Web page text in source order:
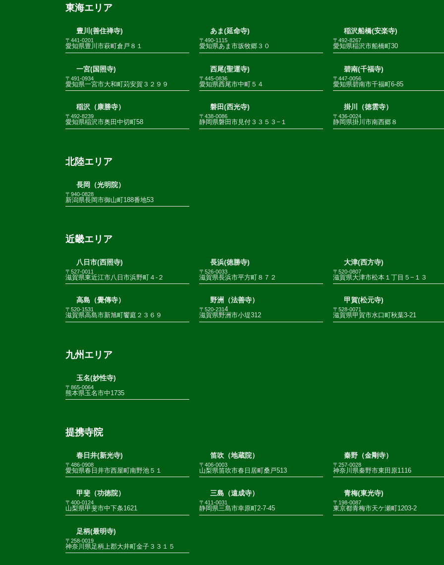
東海エリア
豊川(善住禅寺)
〒441-0201
愛知県豊川市萩町倉戸８１
あま(延命寺)
〒490-1115
愛知県あま市坂牧郷３０
稲沢船橋(安楽寺)
〒492-8267
愛知県稲沢市船橋町30
一宮(国照寺)
〒491-0934
愛知県一宮市大和町苅安賀３２９９
西尾(聖運寺)
〒445-0836
愛知県西尾市中町５４
碧南(千福寺)
〒447-0056
愛知県碧南市千福町6-85
稲沢（康勝寺）
〒492-8239
愛知県稲沢市奥田中切町58
磐田(西光寺)
〒438-0086
静岡県磐田市見付３３５３−１
掛川（徳雲寺）
〒436-0024
静岡県掛川市南西郷８
北陸エリア
長岡（光明院）
〒940-0828
新潟県長岡市御山町188番地53
近畿エリア
八日市(西照寺)
〒527-0011
滋賀県東近江市八日市浜野町４-２
長浜(徳勝寺)
〒526-0033
滋賀県長浜市平方町８７２
大津(西方寺)
〒520-0807
滋賀県大津市松本１丁目５−１３
高島（覺傳寺）
〒520-1531
滋賀県高島市新旭町饗庭２３６９
野洲（法善寺）
〒520-231 4
滋賀県野洲市小堤312
甲賀(松元寺)
〒528-0071
滋賀県甲賀市水口町秋葉3-21
九州エリア
玉名(妙性寺)
〒865-0064
熊本県玉名市中1735
提携寺院
春日井(新光寺)
〒486-0908
愛知県春日井市西屋町南野池５１
笛吹（地蔵院）
〒406-0003
山梨県笛吹市春日居町桑戸513
秦野（金剛寺）
〒257-0028
神奈川県秦野市東田原1116
甲斐（功徳院）
〒400-0124
山梨県甲斐市中下条1621
三島（遠成寺）
〒411-0031
静岡県三島市幸原町2-7-45
青梅(東光寺)
〒198-0087
東京都青梅市天ケ瀬町1203-2
足柄(最明寺)
〒258-0019
神奈川県足柄上郡大井町金子３３１５